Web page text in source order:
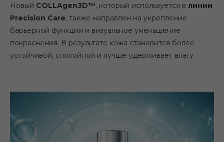
Новый COLLAgen3D™, который используется в линии
Precision Care, также направлен на укрепление
барьерной функции и визуальное уменьшение
покраснения. В результате кожа становится более
устойчивой, спокойной и лучше удерживает влагу.